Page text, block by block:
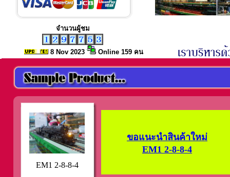
จำนวนผู้ชม
8 Nov 2023 Online 159 คน
ขอแนะนำสินค้าใหม่
EM1 2-8-8-4
EM1 2-8-8-4